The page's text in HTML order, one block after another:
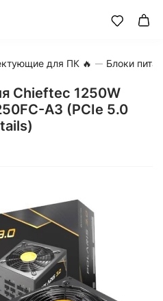
для ПК 🔥 Блоки
Chieftec 1250W
A3 (PCIe 5.0